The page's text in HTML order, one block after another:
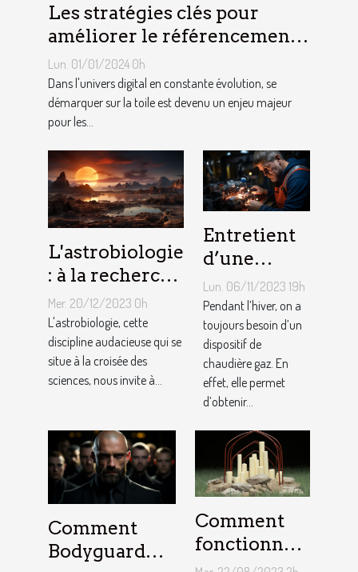
Les stratégies clés pour
améliorer le référencement
naturel de votre site internet
à Bruxelles
Lun. 01/01/2024 0h
Dans l'univers digital en constante évolution, se
démarquer sur la toile est devenu un enjeu majeur
pour les...
L'astrobiologie
: à la recherche
de la vie au-
delà de la
Terre
Mer. 20/12/2023 0h
L'astrobiologie, cette
discipline audacieuse qui se
situe à la croisée des
sciences, nous invite à...
Entretient
d’une
chaudière
gaz :
Comment
ça marche ?
Lun. 06/11/2023 19h
Pendant l’hiver, on a
toujours besoin d’un
dispositif de
chaudière gaz. En
effet, elle permet
d’obtenir...
Comment
Bodyguard
Comment
fonctionne
un pendule